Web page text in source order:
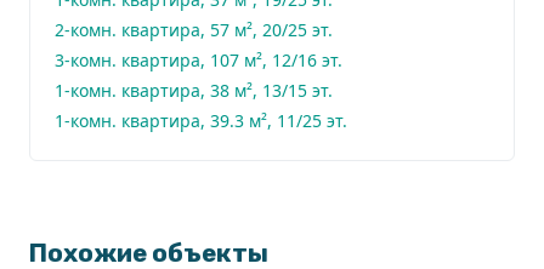
2-комн. квартира, 57 м², 20/25 эт.
3-комн. квартира, 107 м², 12/16 эт.
1-комн. квартира, 38 м², 13/15 эт.
1-комн. квартира, 39.3 м², 11/25 эт.
Похожие объекты